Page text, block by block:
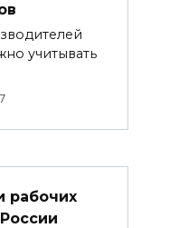
учитывать
рабочих